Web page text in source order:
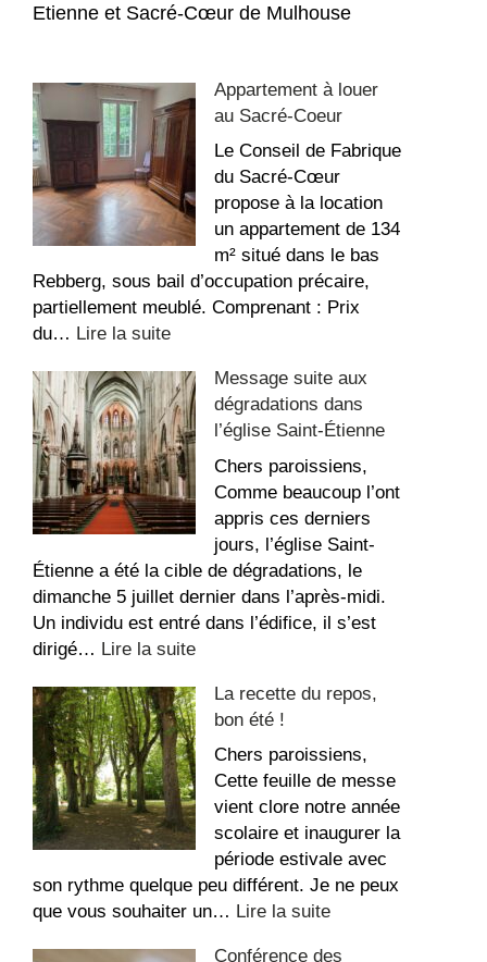
Etienne et Sacré-Cœur de Mulhouse
Appartement à louer
au Sacré-Coeur
Le Conseil de Fabrique
du Sacré-Cœur
propose à la location
un appartement de 134
m² situé dans le bas
Rebberg, sous bail d’occupation précaire,
partiellement meublé. Comprenant : Prix
du… Lire la suite:
à
louer
au
Sacré-
Coeur
Message suite aux
dégradations dans
l’église Saint-Étienne
Chers paroissiens,
Comme beaucoup l’ont
appris ces derniers
jours, l’église Saint-
Étienne a été la cible de dégradations, le
dimanche 5 juillet dernier dans l’après-midi.
Un individu est entré dans l’édifice, il s’est
dirigé… Lire la suite:
suite
aux
dégradations
dans
l’église
Saint-
Étienne
La recette du repos,
bon été !
Chers paroissiens,
Cette feuille de messe
vient clore notre année
scolaire et inaugurer la
période estivale avec
son rythme quelque peu différent. Je ne peux
que vous souhaiter un… Lire la suite:
Conférence des